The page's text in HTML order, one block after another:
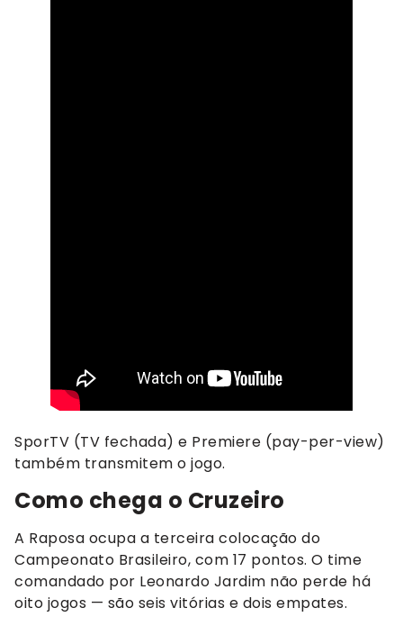
SporTV (TV fechada) e Premiere (pay-per-view)
também transmitem o jogo.
Como chega o Cruzeiro
A Raposa ocupa a terceira colocação do
Campeonato Brasileiro, com 17 pontos. O time
comandado por Leonardo Jardim não perde há
oito jogos — são seis vitórias e dois empates.